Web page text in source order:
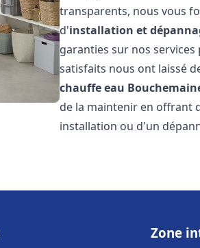
transparents, nous vous
d'installation et
garanties sur nos
satisfaits nous ont laissé
chauffe eau
de la maintenir en offrant
installation ou d'un
Zone